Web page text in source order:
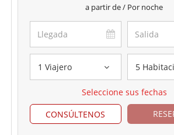
a partir de / Por noche
1 Viajero 5
Seleccione sus fechas
CONSÚLTENOS